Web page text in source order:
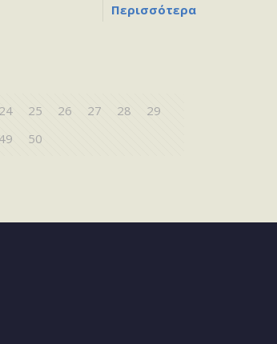
Περισσότερα
24 25 26 27 28
29
49 50